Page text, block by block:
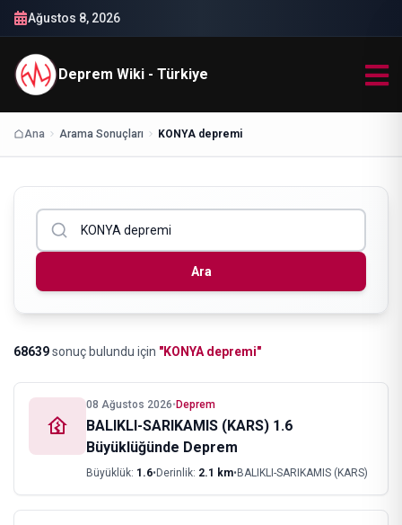
Ağustos 8, 2026
Deprem Wiki - Türkiye
Ana Arama Sonuçları KONYA depremi
Ara
68639sonuç bulundu için "KONYA depremi"
08 Ağustos 2026• Deprem
BALIKLI-SARIKAMIS (KARS) 1.6
Büyüklüğünde Deprem
Büyüklük: 1.6•Derinlik: 2.1 km•BALIKLI-SARIKAMIS (KARS)